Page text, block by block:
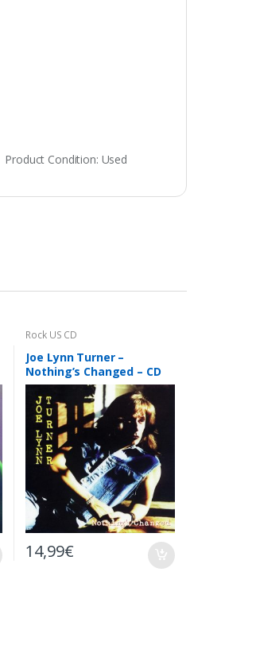
Product Condition: Used
Rock US CD
Joe Lynn Turner –
Nothing’s Changed – CD
14,99€